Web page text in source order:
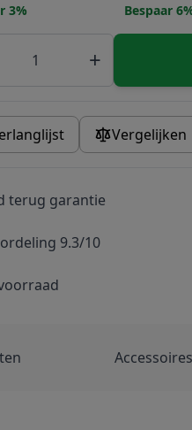
View
3% Bespaar 6
+
Vergelijken
terug garantie
9.3/10
Accessoires